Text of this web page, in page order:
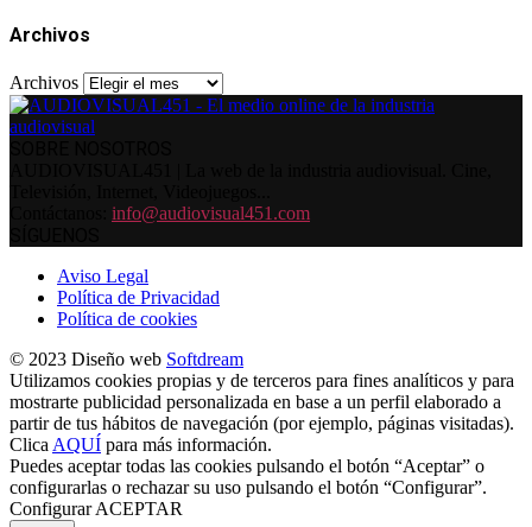
Archivos
Archivos
info@audiovisual451.com
Aviso Legal
Política de Privacidad
Política de cookies
© 2023 Diseño web Softdream
Utilizamos cookies propias y de terceros para fines analíticos y para
mostrarte publicidad personalizada en base a un perfil elaborado a
partir de tus hábitos de navegación (por ejemplo, páginas visitadas).
Clica AQUÍ para más información.
Puedes aceptar todas las cookies pulsando el botón “Aceptar” o
configurarlas o rechazar su uso pulsando el botón “Configurar”.
Configurar ACEPTAR